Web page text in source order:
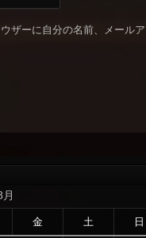
ザーに自分の名前、メール
金 土 日